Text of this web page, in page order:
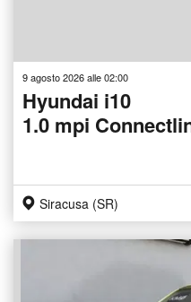
9 agosto 2026 alle 02:00
Hyundai i10
1.0 mpi
Siracusa (SR)